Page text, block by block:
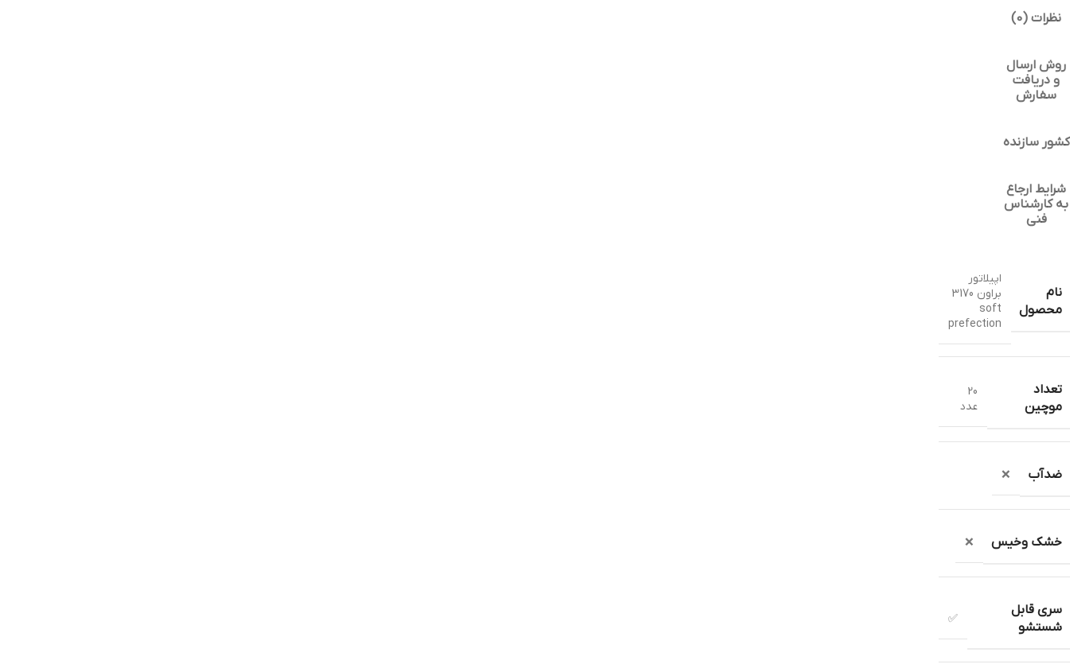
نظرات (0)
روش ارسال
و دریافت
سفارش
کشور سازنده
شرایط ارجاع
به کارشناس
فنی
نام
محصول
اپیلاتور
براون 3170
soft
prefection
تعداد
موچین
20
عدد
ضدآب ❌
خشک وخیس ❌
سری قابل
شستشو
✅